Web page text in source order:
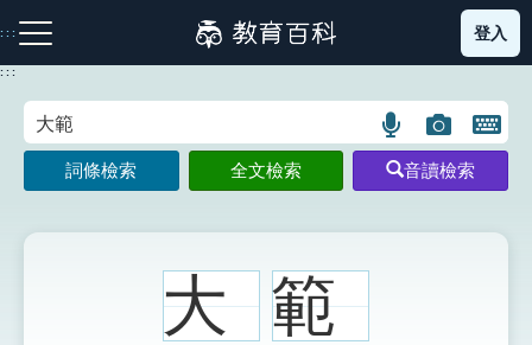
到
主
:::
注音索引圖示 筆畫索引圖示 部首索引表圖示
登入
:::
語
言
搜
圖
片
搜
開
鍵
圖
詞條檢索 全文檢索 音讀檢索
大 範